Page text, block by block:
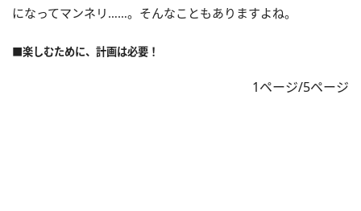
になってマンネリ……。そんなこともありますよね。
■楽しむために、計画は必要！
1ページ/5ページ